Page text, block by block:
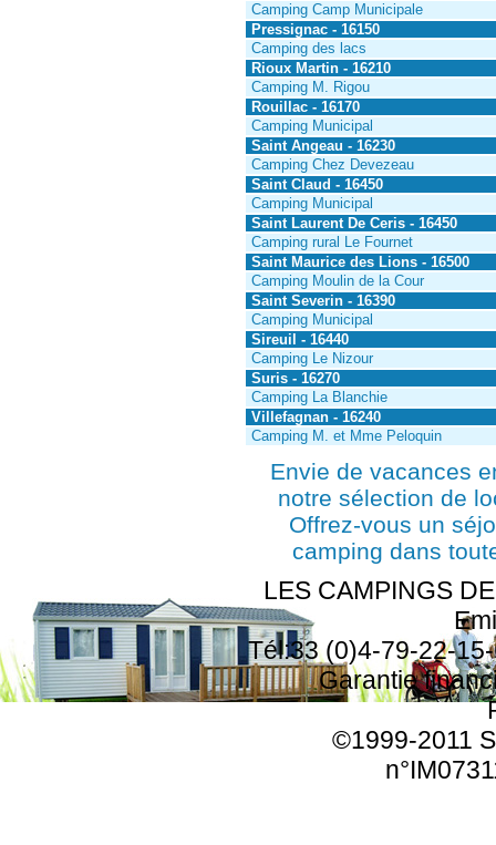
Camping Camp Municipale
Pressignac - 16150
Camping des lacs
Rioux Martin - 16210
Camping M. Rigou
Rouillac - 16170
Camping Municipal
Saint Angeau - 16230
Camping Chez Devezeau
Saint Claud - 16450
Camping Municipal
Saint Laurent De Ceris - 16450
Camping rural Le Fournet
Saint Maurice des Lions - 16500
Camping Moulin de la Cour
Saint Severin - 16390
Camping Municipal
Sireuil - 16440
Camping Le Nizour
Suris - 16270
Camping La Blanchie
Villefagnan - 16240
Camping M. et Mme Peloquin
Envie de vacances
notre sélection de
Offrez-vous un
camping dans
LES CAMPINGS
Tél:33 (0)4-79-22-
Garantie
©1999-2011